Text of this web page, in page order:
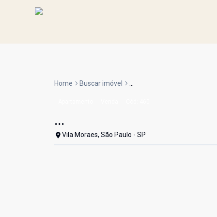
Home Buscar imóvel ...
...
Vila Moraes, São Paulo - SP